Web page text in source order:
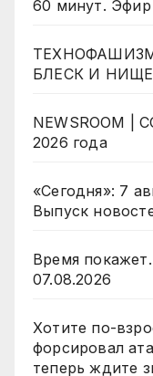
60 минут. Эфир
БЛЕСК И
NEWSROOM |
2026 года
«Сегодня»: 7
Выпуск
Время
07.08.2026
Хотите по-
форсировал
теперь ждите